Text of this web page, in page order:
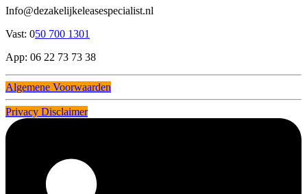
Info@dezakelijkeleasespecialist.nl
Vast: 050 700 1301
App: 06 22 73 73 38
Algemene Voorwaarden
Privacy Disclaimer